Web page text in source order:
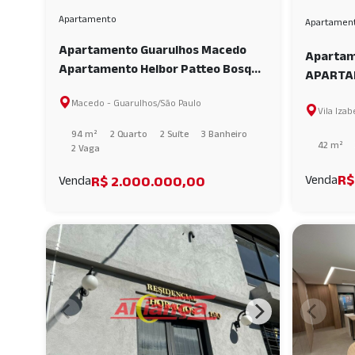
Apartamento
Apartamento Guarulhos Macedo
Apartamento Helbor Patteo Bosque
Guarulhos /SP AI59211
Macedo - Guarulhos/São Paulo
94 m² 2 Quarto 2 Suíte
3 Banheiro
2 Vaga
VendaR$ 2.000.000,00
VILA
Vila
42 m²
Venda